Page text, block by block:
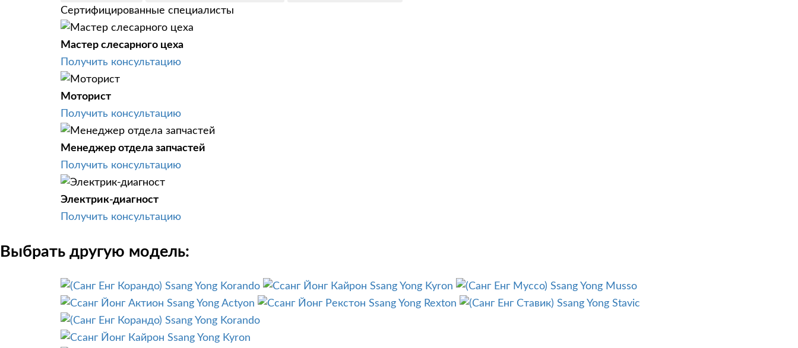
Сертифицированные специалисты
Мастер слесарного цеха
Получить консультацию
Моторист
Получить консультацию
Менеджер отдела запчастей
Получить консультацию
Электрик-диагност
Получить консультацию
Выбрать другую модель:
Ssang Yong Korando Ssang Yong Kyron
Ssang Yong Musso
Ssang Yong Actyon
Ssang Yong Rexton
Ssang Yong Stavic
Ssang Yong Korando
Ssang Yong Kyron